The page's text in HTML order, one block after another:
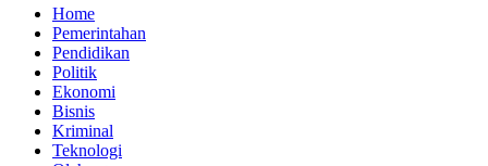
Home
Pemerintahan
Pendidikan
Politik
Ekonomi
Bisnis
Kriminal
Teknologi